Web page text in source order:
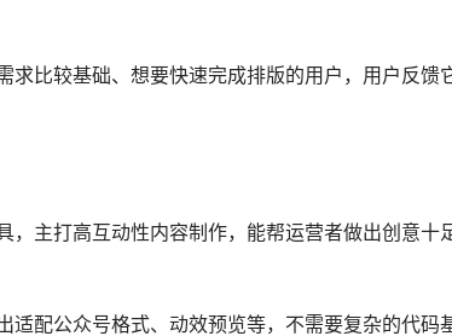
比较基础、想要快速完成排版的用户，用户反馈
，主打高互动性内容制作，能帮运营者做出创意十
适配公众号格式、动效预览等，不需要复杂的代码